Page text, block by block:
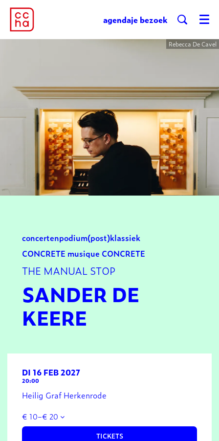
agendaje bezoek Menu
Rebecca De Cavel
concertenpodium(post)klassiek
CONCRETE musique CONCRETE
THE MANUAL STOP
SANDER DE
KEERE
DI 16 FEB 2027
20:00
Heilig Graf Herkenrode
€ 10–€ 20
TICKETS